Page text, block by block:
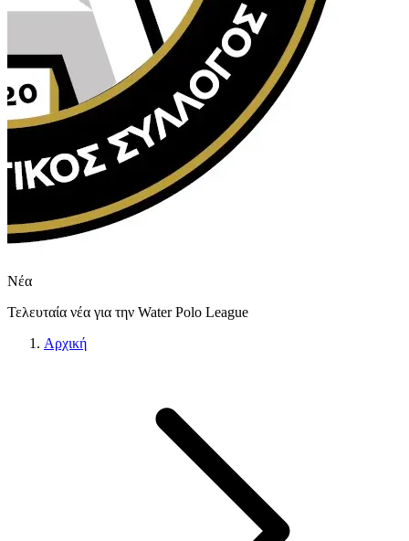
Νέα
Τελευταία νέα για την Water Polo League
Αρχική